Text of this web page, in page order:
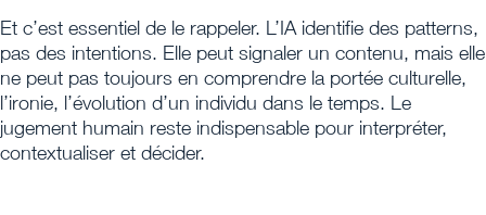
Et c’est essentiel de le rappeler. L’IA identifie des patterns,
pas des intentions. Elle peut signaler un contenu, mais elle
ne peut pas toujours en comprendre la portée culturelle,
l’ironie, l’évolution d’un individu dans le temps. Le
jugement humain reste indispensable pour interpréter,
contextualiser et décider.